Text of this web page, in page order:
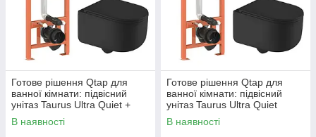
Готове рішення Qtap для
ванної кімнати: підвісний
унітаз Taurus Ultra Quiet +
комплект інсталяції Nest 4 в 1
(лінійна клавіша Matt
В наявності
Готове рішення Qtap для
ванної кімнати: підвісний
унітаз Taurus Ultra Quiet
490x360x380 + комплект
інсталяції Nest 4 в 1 (кругла
В наявності